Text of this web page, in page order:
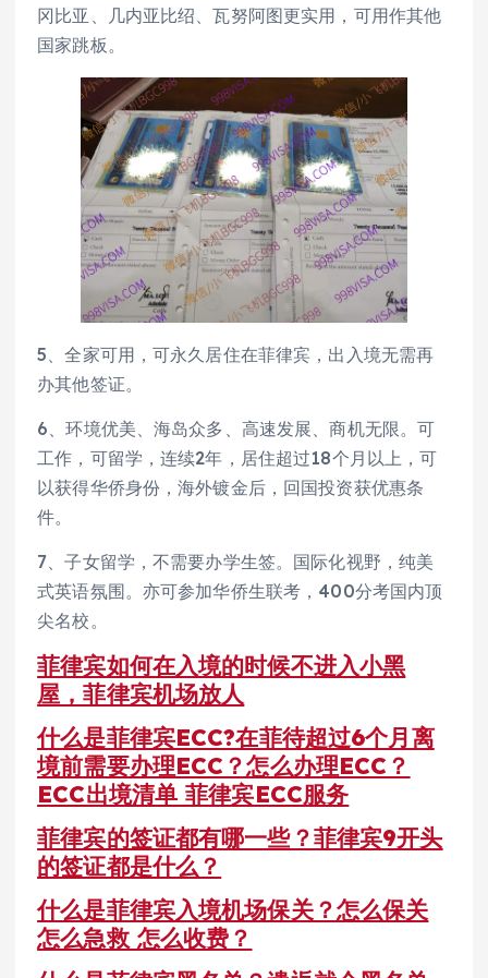
冈比亚、几内亚比绍、瓦努阿图更实用，可用作其他
国家跳板。
5、全家可用，可永久居住在菲律宾，出入境无需再
办其他签证。
6、环境优美、海岛众多、高速发展、商机无限。可
工作，可留学，连续2年，居住超过18个月以上，可
以获得华侨身份，海外镀金后，回国投资获优惠条
件。
7、子女留学，不需要办学生签。国际化视野，纯美
式英语氛围。亦可参加华侨生联考，400分考国内顶
尖名校。
菲律宾如何在入境的时候不进入小黑
屋，菲律宾机场放人
什么是菲律宾ECC?在菲待超过6个月离
境前需要办理ECC？怎么办理ECC？
ECC出境清单 菲律宾ECC服务
菲律宾的签证都有哪一些？菲律宾9开头
的签证都是什么？
什么是菲律宾入境机场保关？怎么保关
怎么急救 怎么收费？